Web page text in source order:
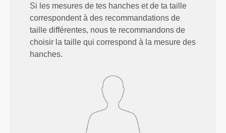
Si les mesures de tes hanches et de ta taille
correspondent à des recommandations de
taille différentes, nous te recommandons de
choisir la taille qui correspond à la mesure des
hanches.